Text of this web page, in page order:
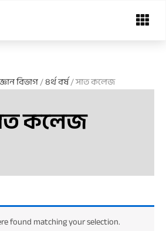
Menu
বিভাগ/৪র্থ বর্ষ/ সাত কলেজ
কলেজ
found matching your selection.